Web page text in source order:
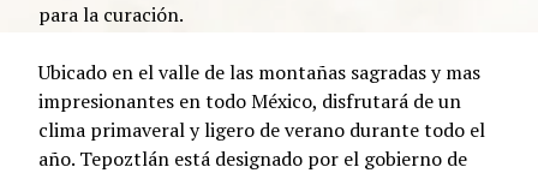
para la curación.
Ubicado en el valle de las montañas sagradas y mas
impresionantes en todo México, disfrutará de un
clima primaveral y ligero de verano durante todo el
año. Tepoztlán está designado por el gobierno de